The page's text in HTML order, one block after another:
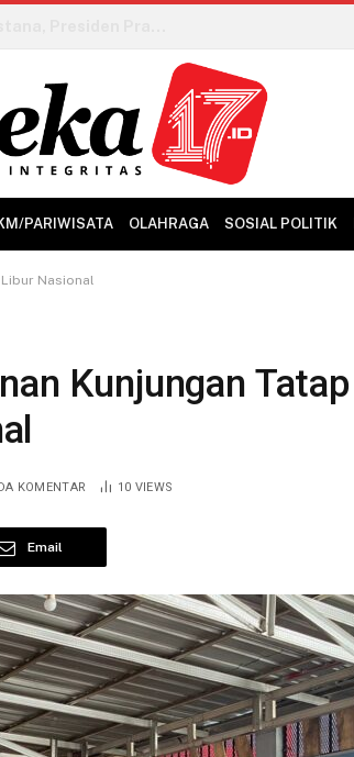
PARIWISATA OLAHRAGA SOSIAL POLITIK
Nasional
Kunjungan Tatap
KOMENTAR 10 VIEWS
Email